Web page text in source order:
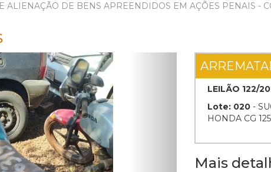
ALIENAÇÃO DE BENS APREENDIDOS EM AÇÕES PENAIS -
LEILÃO 122/
Lote: 020 -
HONDA CG
Mais